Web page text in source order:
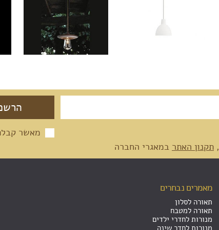
מאשר
, תקנון האתר במאגרי החברה
מאמרים נבחרים
תאורה לסלון
תאורה למטבח
מנורות לחדרי ילדים